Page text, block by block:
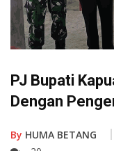
PJ Bupati
Dengan
By HUMA BETANG